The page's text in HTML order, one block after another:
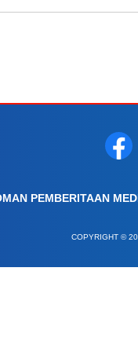
PEMBERITAAN
COPYRIGHT ©